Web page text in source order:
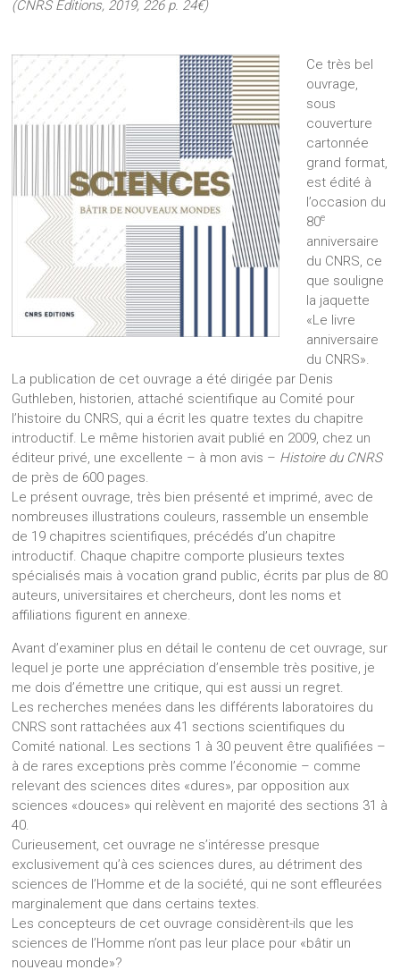
(CNRS Editions, 2019, 226 p. 24€)
Ce très bel
ouvrage,
sous
couverture
cartonnée
grand format,
est édité à
l’occasion du
80e
anniversaire
du CNRS, ce
que souligne
la jaquette
«Le livre
anniversaire
du CNRS».
La publication de cet ouvrage a été dirigée par Denis
Guthleben, historien, attaché scientifique au Comité pour
l’histoire du CNRS, qui a écrit les quatre textes du chapitre
introductif. Le même historien avait publié en 2009, chez un
éditeur privé, une excellente – à mon avis – Histoire du CNRS
de près de 600 pages.
Le présent ouvrage, très bien présenté et imprimé, avec de
nombreuses illustrations couleurs, rassemble un ensemble
de 19 chapitres scientifiques, précédés d’un chapitre
introductif. Chaque chapitre comporte plusieurs textes
spécialisés mais à vocation grand public, écrits par plus de 80
auteurs, universitaires et chercheurs, dont les noms et
affiliations figurent en annexe.
Avant d’examiner plus en détail le contenu de cet ouvrage, sur
lequel je porte une appréciation d’ensemble très positive, je
me dois d’émettre une critique, qui est aussi un regret.
Les recherches menées dans les différents laboratoires du
CNRS sont rattachées aux 41 sections scientifiques du
Comité national. Les sections 1 à 30 peuvent être qualifiées –
à de rares exceptions près comme l’économie – comme
relevant des sciences dites «dures», par opposition aux
sciences «douces» qui relèvent en majorité des sections 31 à
40.
Curieusement, cet ouvrage ne s’intéresse presque
exclusivement qu’à ces sciences dures, au détriment des
sciences de l’Homme et de la société, qui ne sont effleurées
marginalement que dans certains textes.
Les concepteurs de cet ouvrage considèrent-ils que les
sciences de l’Homme n’ont pas leur place pour «bâtir un
nouveau monde»?